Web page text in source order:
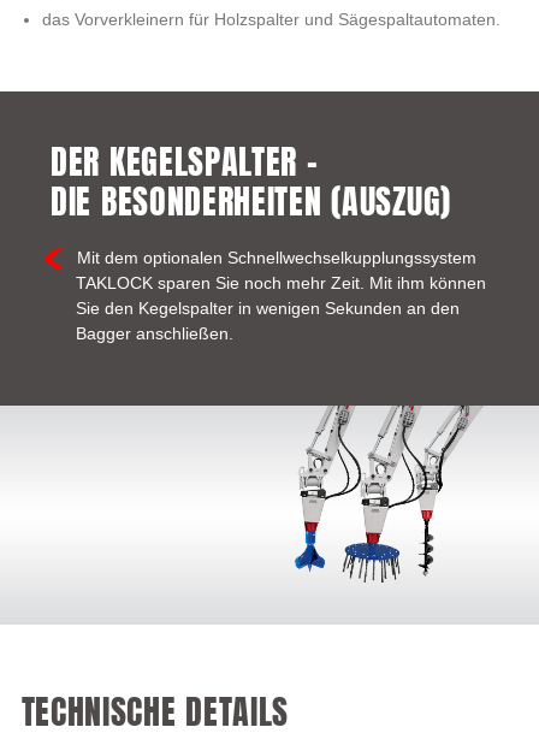
das Vorverkleinern für Holzspalter und Sägespaltautomaten.
DER KEGELSPALTER –
DIE BESONDERHEITEN (AUSZUG)
Mit dem optionalen Schnellwechselkupplungssystem
TAKLOCK sparen Sie noch mehr Zeit. Mit ihm können
Sie den Kegelspalter in wenigen Sekunden an den
Bagger anschließen.
TECHNISCHE DETAILS